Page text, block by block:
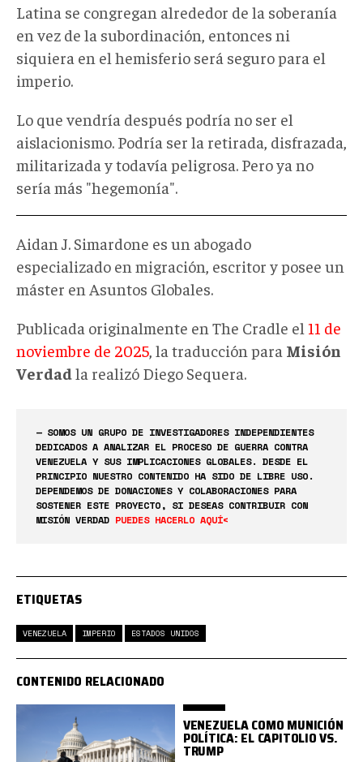
Latina se congregan alrededor de la soberanía
en vez de la subordinación, entonces ni
siquiera en el hemisferio será seguro para el
imperio.
Lo que vendría después podría no ser el
aislacionismo. Podría ser la retirada, disfrazada,
militarizada y todavía peligrosa. Pero ya no
sería más "hegemonía".
Aidan J. Simardone es un abogado
especializado en migración, escritor y posee un
máster en Asuntos Globales.
Publicada originalmente en The Cradle el 11 de
noviembre de 2025 , la traducción para Misión
Verdad la realizó Diego Sequera.
— SOMOS UN GRUPO DE INVESTIGADORES INDEPENDIENTES
DEDICADOS A ANALIZAR EL PROCESO DE GUERRA CONTRA
VENEZUELA Y SUS IMPLICACIONES GLOBALES. DESDE EL
PRINCIPIO NUESTRO CONTENIDO HA SIDO DE LIBRE USO.
DEPENDEMOS DE DONACIONES Y COLABORACIONES PARA
SOSTENER ESTE PROYECTO, SI DESEAS CONTRIBUIR CON
MISIÓN VERDAD PUEDES HACERLO AQUÍ<
ETIQUETAS
VENEZUELA IMPERIO ESTADOS UNIDOS
CONTENIDO RELACIONADO
VENEZUELA COMO MUNICIÓN
POLÍTICA: EL CAPITOLIO VS.
TRUMP